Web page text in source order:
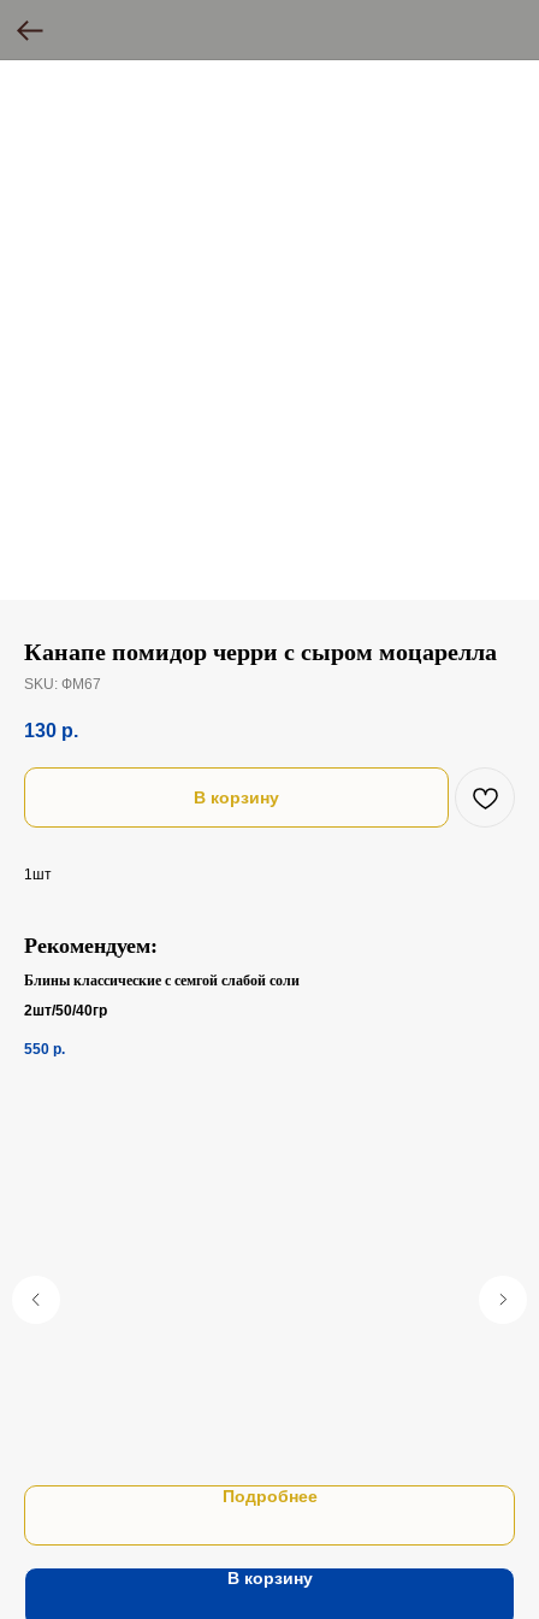
Канапе помидор черри с сыром моцарелла
SKU: ФМ67
130 р.
В корзину
1шт
Рекомендуем:
Блины классические с семгой слабой соли
2шт/50/40гр
550 р.
Подробнее
В корзину